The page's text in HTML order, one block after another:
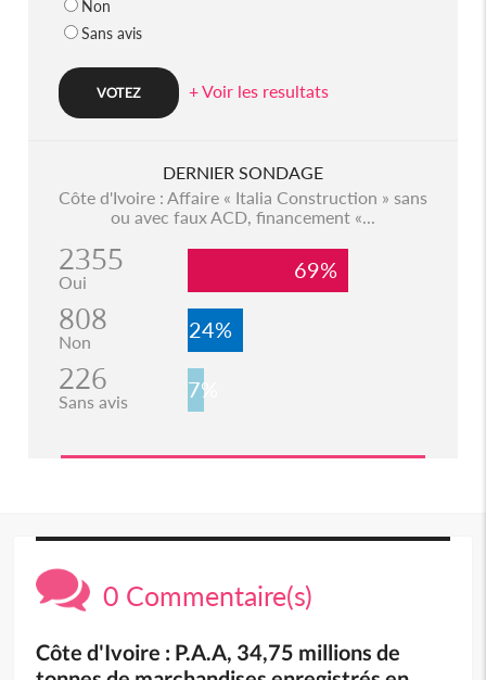
Non
Sans avis
+ Voir les resultats
DERNIER SONDAGE
Côte d'Ivoire : Affaire « Italia Construction » sans
ou avec faux ACD, financement «...
2355
Oui 69%
808
Non 24%
226
Sans avis 7%
0 Commentaire(s)
Côte d'Ivoire : P.A.A, 34,75 millions de